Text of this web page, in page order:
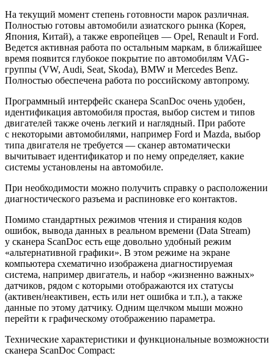
На текущий момент степень готовности марок различная.
Полностью готовы автомобили азиатского рынка (Корея,
Япония, Китай), а также европейцев — Opel, Renault и Ford.
Ведется активная работа по остальным маркам, в ближайшее
время появится глубокое покрытие по автомобилям VAG-
группы (VW, Audi, Seat, Skoda), BMW и Mercedes Benz.
Полностью обеспечена работа по российскому автопрому.
Программный интерфейс сканера ScanDoc очень удобен,
идентификация автомобиля простая, выбор систем и типов
двигателей также очень легкий и наглядный. При работе
с некоторыми автомобилями, например Ford и Mazda, выбор
типа двигателя не требуется — сканер автоматически
вычитывает идентификатор и по нему определяет, какие
системы установлены на автомобиле.
При необходимости можно получить справку о расположении
диагностического разъема и распиновке его контактов.
Помимо стандартных режимов чтения и стирания кодов
ошибок, вывода данных в реальном времени (Data Stream)
у сканера ScanDoc есть еще довольно удобный режим
«альтернативной графики». В этом режиме на экране
компьютера схематично изображена диагностируемая
система, например двигатель, и набор «жизненно важных»
датчиков, рядом с которыми отображаются их статусы
(активен/неактивен, есть или нет ошибка и т.п.), а также
данные по этому датчику. Одним щелчком мыши можно
перейти к графическому отображению параметра.
Технические характеристики и функциональные возможности
сканера ScanDoc Compact: